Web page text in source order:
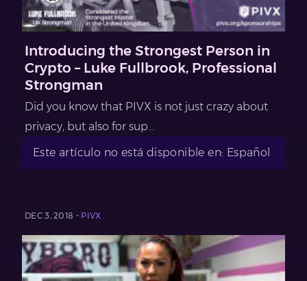
Introducing the Strongest Person in
Crypto – Luke Fullbrook, Professional
Strongman
Did you know that PIVX is not just crazy about
privacy, but also for sup...
Este artículo no está disponible en: Español
DEC 3, 2018 - PIVX